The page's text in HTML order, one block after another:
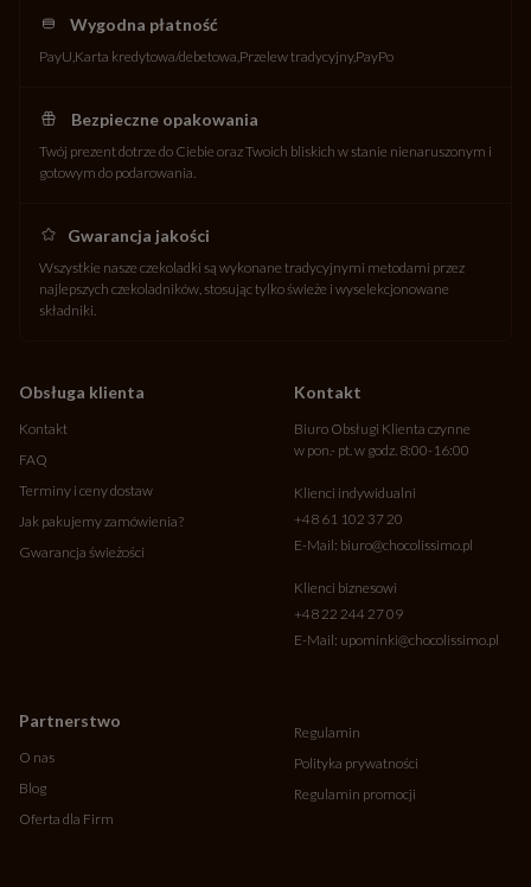
Wygodna płatność
PayU Karta kredytowa/debetowa Przelew tradycyjny PayPo
Bezpieczne opakowania
Twój prezent dotrze do Ciebie oraz Twoich bliskich w stanie nienaruszonym i
gotowym do podarowania.
Gwarancja jakości
Wszystkie nasze czekoladki są wykonane tradycyjnymi metodami przez
najlepszych czekoladników, stosując tylko świeże i wyselekcjonowane
składniki.
Obsługa klienta
Kontakt
FAQ
Terminy i ceny dostaw
Jak pakujemy zamówienia?
Gwarancja świeżości
Partnerstwo
O nas
Blog
Oferta dla Firm
Kontakt
Biuro Obsługi Klienta czynne
w pon.- pt. w godz. 8:00-16:00
Klienci indywidualni
+48 61 102 37 20
E-Mail: biuro@chocolissimo.pl
Klienci biznesowi
+48 22 244 27 09
E-Mail: upominki@chocolissimo.pl
Regulamin
Polityka prywatności
Regulamin promocji